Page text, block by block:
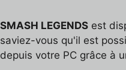
SMASH LEGENDS est
saviez-vous qu'il est
depuis votre PC grâce à